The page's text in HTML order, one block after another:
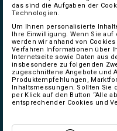
das sind die Aufgaben der
Technologien.
Um Ihnen personalisierte
Ihre Einwilligung. Wenn Sie auf
werden wir anhand von
Verfahren Informationen über
Internetseite sowie Daten aus
insbesondere zu folgenden
zugeschnittene Angebote und
Produktempfehlungen,
Inhaltsmessungen. Sollten Sie
per Klick auf den Button “Alle
entsprechender Cookies und